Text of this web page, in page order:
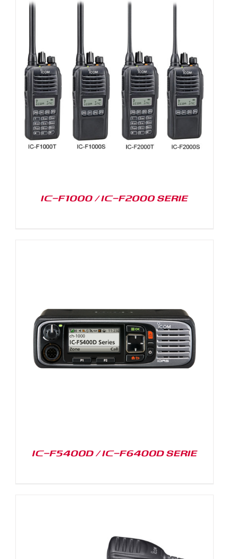
IC-F1000 / IC-F2000 SERIE
IC-F5400D / IC-F6400D SERIE